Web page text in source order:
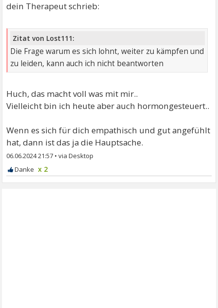
dein Therapeut schrieb:
Zitat von Lost111:
Die Frage warum es sich lohnt, weiter zu kämpfen und
zu leiden, kann auch ich nicht beantworten
Huch, das macht voll was mit mir..
Vielleicht bin ich heute aber auch hormongesteuert..
Wenn es sich für dich empathisch und gut angefühlt
hat, dann ist das ja die Hauptsache.
06.06.2024 21:57 •
x 2